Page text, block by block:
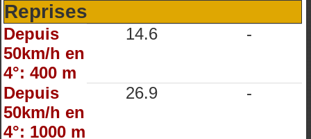
Reprises
Depuis
50km/h en
4°: 400 m
14.6 -
Depuis
50km/h en
4°: 1000 m
26.9 -